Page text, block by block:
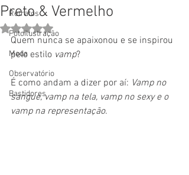
Retratos
Fotoilustração
Moda
Observatório
Bastidores
Preto & Vermelho
Avaliado com NaN de 5 estrelas.
Quem nunca se apaixonou e se inspirou
pelo estilo vamp?
É como andam a dizer por aí: Vamp no
sangue, vamp na tela, vamp no sexy e o
vamp na representação.